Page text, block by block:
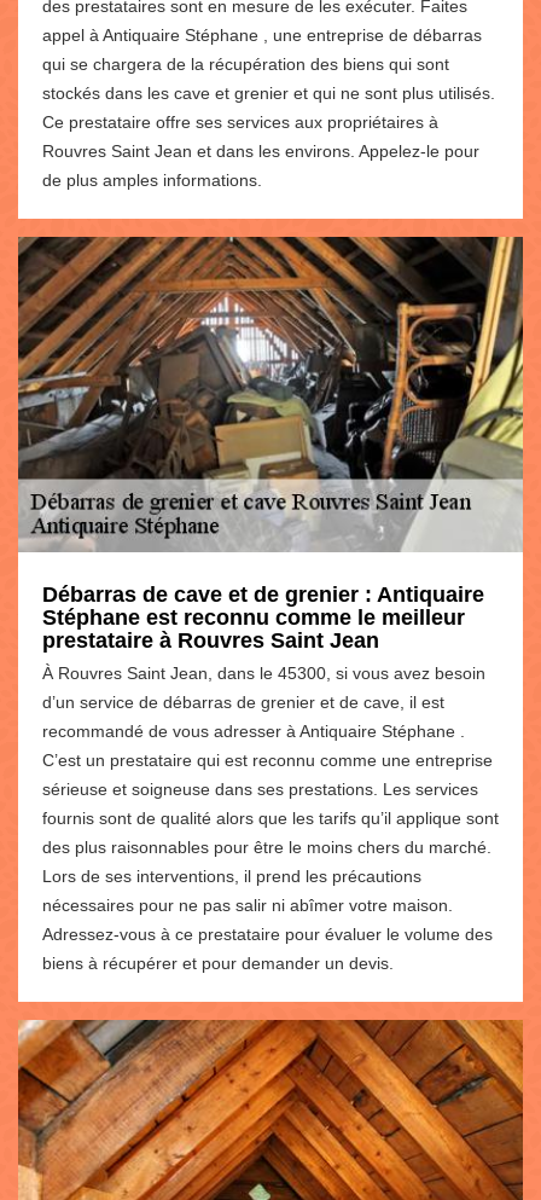
des prestataires sont en mesure de les exécuter. Faites
appel à Antiquaire Stéphane , une entreprise de débarras
qui se chargera de la récupération des biens qui sont
stockés dans les cave et grenier et qui ne sont plus utilisés.
Ce prestataire offre ses services aux propriétaires à
Rouvres Saint Jean et dans les environs. Appelez-le pour
de plus amples informations.
Débarras de cave et de grenier : Antiquaire
Stéphane est reconnu comme le meilleur
prestataire à Rouvres Saint Jean
À Rouvres Saint Jean, dans le 45300, si vous avez besoin
d’un service de débarras de grenier et de cave, il est
recommandé de vous adresser à Antiquaire Stéphane .
C’est un prestataire qui est reconnu comme une entreprise
sérieuse et soigneuse dans ses prestations. Les services
fournis sont de qualité alors que les tarifs qu’il applique sont
des plus raisonnables pour être le moins chers du marché.
Lors de ses interventions, il prend les précautions
nécessaires pour ne pas salir ni abîmer votre maison.
Adressez-vous à ce prestataire pour évaluer le volume des
biens à récupérer et pour demander un devis.